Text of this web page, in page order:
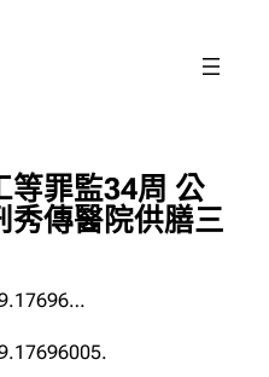
等罪監34周 公
秀傳醫院供膳三